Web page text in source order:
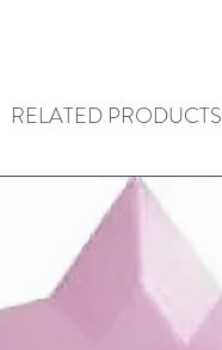
RELATED PRODUCTS